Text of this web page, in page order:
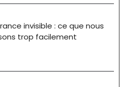
invisible : ce que nous
trop facilement